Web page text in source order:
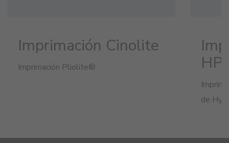
Imprimación Cinolite
Imprimación Pliolite®
HP
de